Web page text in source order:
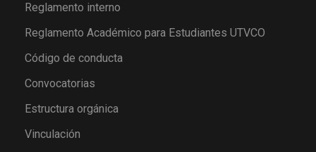
Reglamento interno
Reglamento Académico para Estudiantes UTVCO
Código de conducta
Convocatorias
Estructura orgánica
Vinculación